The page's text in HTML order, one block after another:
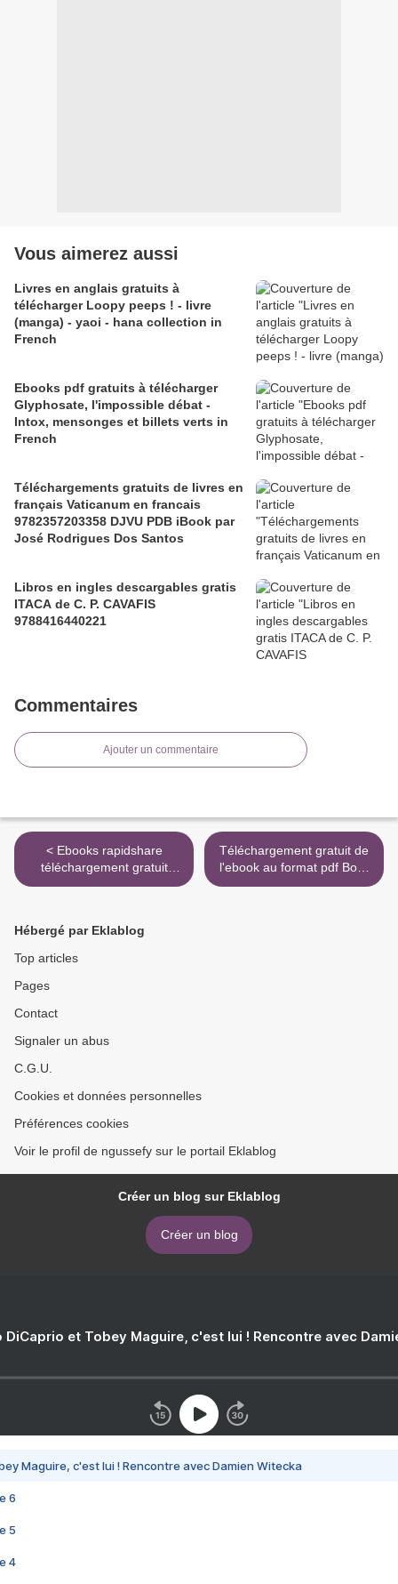
Vous aimerez aussi
Livres en anglais gratuits à
télécharger Loopy peeps ! - livre
(manga) - yaoi - hana collection in
French
Ebooks pdf gratuits à télécharger
Glyphosate, l'impossible débat -
Intox, mensonges et billets verts in
French
Téléchargements gratuits de livres en
français Vaticanum en francais
9782357203358 DJVU PDB iBook par
José Rodrigues Dos Santos
Libros en ingles descargables gratis
ITACA de C. P. CAVAFIS
9788416440221
Commentaires
Ajouter un commentaire
< Ebooks rapidshare
téléchargement gratuit
Astérix - Astérix chez les
Albert Uderzo
9782012103832 en francais
Téléchargement gratuit de
l'ebook au format pdf Born
to Run (Né pour courir) >
Hébergé par Eklablog
Top articles
Pages
Contact
Signaler un abus
C.G.U.
Cookies et données personnelles
Préférences cookies
Voir le profil de ngussefy sur le portail Eklablog
Créer un blog sur Eklablog
Créer un blog
DiCaprio et Tobey Maguire, c'est lui ! Rencontre avec
Maguire, c'est lui ! Rencontre avec Damien Witecka
6
5
4